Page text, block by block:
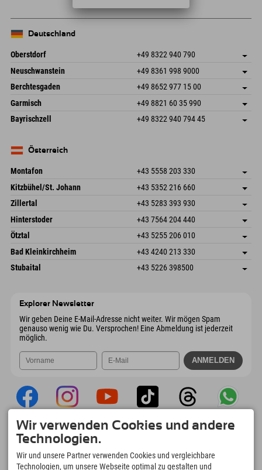
Deutschland
Oberstdorf +49 8322 940 790
An der Breitach 3
87538 Fischen I. Allgäu
Deutschland
Adresse speichern
Anreiseinfos
Buchen
Neuschwanstein +49 8361 998 9000
An der Riese 45
87484 Nesselwang im Allgäu
Deutschland
Adresse speichern
Buchen
Berchtesgaden +49 8652 977 15 00
Hofreitstr. 7
83471 Schönau am Königssee
Deutschland
Adresse speichern
Anreiseinfos
Buchen
Garmisch +49 8821 60 35 990
Frickenstraße 22
82490 Farchant
Adresse speichern
Bayrischzell +49 8322 940 794 45
Deutschland
Österreich
Montafon +43 5558 203 330
Dorfstr. 127b
6793 Gaschurn/Montafon
Österreich
Adresse speichern
Anreiseinfos
Buchen
Kitzbühel/St. Johann +43 5352 216 660
Speckbacherstraße 87
Österreich
Adresse speichern
Buchen
Zillertal +43 5283 393 930
Schmiedau 2
6272 Kaltenbach im Zillertal
Österreich
Adresse speichern
Anreiseinfos
Buchen
Hinterstoder +43 7564 204 440
Freizeitpark 10
Österreich
Adresse speichern
Buchen
Ötztal +43 5255 206 010
Gscheat 14
6441 Umhausen
Österreich
Adresse speichern
Anreiseinfos
Buchen
Bad Kleinkirchheim +43 4240 213 330
Dorfstraße 24
Adresse speichern
Stubaital +43 5226 398500
Explorer Newsletter
Wir geben Deine E-Mail-Adresse nicht weiter. Wir mögen Spam
genauso wenig wie Du. Versprochen! Eine Abmeldung ist jederzeit
möglich.
Explorer App
Upload Deiner #ExplorerMoments, Mein
Explorer To Go mit Buchungsübersicht,
Wir verwenden Cookies und andere
Technologien.
Wir und unsere Partner verwenden Cookies und vergleichbare
Technologien, um unsere Webseite optimal zu gestalten und